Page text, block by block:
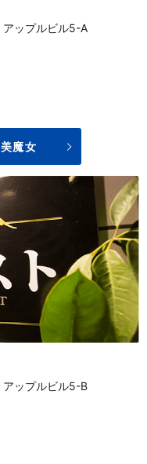
ップルビル5-A
魔女
ップルビル5-B